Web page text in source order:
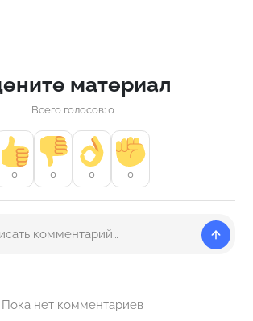
материал
Всего голосов: 0
0 0 0 0
Пока нет комментариев